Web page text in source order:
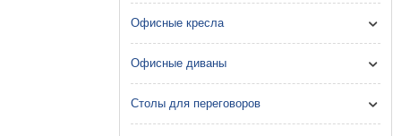
Офисные кресла
Офисные диваны
Столы для переговоров